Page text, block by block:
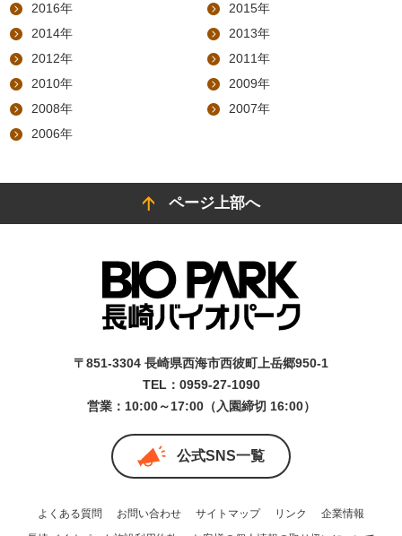
2016年
2015年
2014年
2013年
2012年
2011年
2010年
2009年
2008年
2007年
2006年
ページ上部へ
〒851-3304 長崎県西海市西彼町上岳郷950-1
TEL：0959-27-1090
営業：10:00～17:00（入園締切 16:00）
公式SNS一覧
よくある質問 お問い合わせ サイトマップ リンク
企業情報